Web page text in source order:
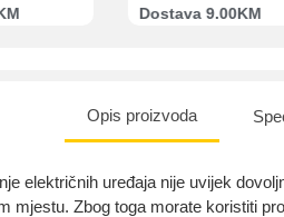
Dostava 9.00KM
Opis proizvoda
električnih uređaja nije uvijek
mjestu. Zbog toga morate koristiti